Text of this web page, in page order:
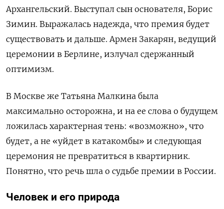
Архангельский. Выступал сын основателя, Борис
Зимин. Выражалась надежда, что премия будет
существовать и дальше. Армен Закарян, ведущий
церемонии в Берлине, излучал сдержанный
оптимизм.
В Москве же Татьяна Малкина была
максимально осторожна, и на ее слова о будущем
ложилась характерная тень: «возможно», что
будет, а не «уйдет в катакомбы» и следующая
церемония не превратиться в квартирник.
Понятно, что речь шла о судьбе премии в России.
Человек и его природа